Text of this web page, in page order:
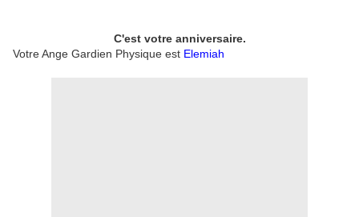
C'est votre anniversaire.
Votre Ange Gardien Physique est Elemiah